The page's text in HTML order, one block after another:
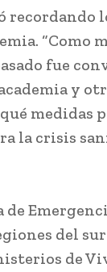
recordando
fue
y
medidas
la crisis
de
del
de